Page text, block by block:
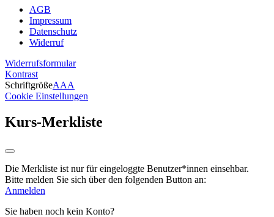
AGB
Impressum
Datenschutz
Widerruf
Widerrufsformular
Kontrast
SchriftgrößeAAA
Cookie Einstellungen
Kurs-Merkliste
Die Merkliste ist nur für eingeloggte Benutzer*innen einsehbar.
Bitte melden Sie sich über den folgenden Button an:
Anmelden
Sie haben noch kein Konto?